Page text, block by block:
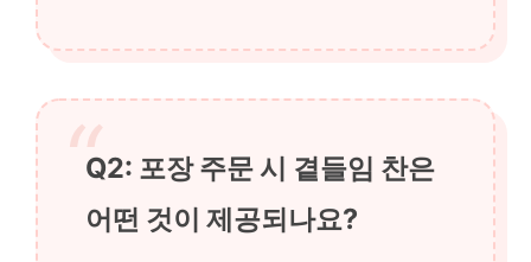
Q2: 포장 주문 시 곁들임 찬은
어떤 것이 제공되나요?